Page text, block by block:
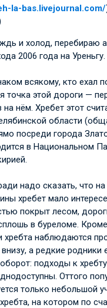
la-bas.livejournal.com/
и холод, перебираю
2006 года на Уреньгу.
всякому, кто ехал
точка этой дороги —
на нём. Хребет этот
области
посреди города
в Национальном
надо сказать, что
хребет мало
покрыт лесом,
в буреломе.
хребта наблюдаются
внизу, а редкие родники
подходы к
Оттого
только небольшой
на котором по